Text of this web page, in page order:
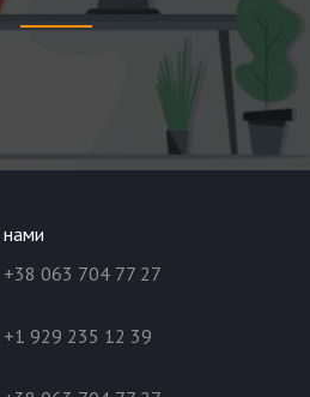
+38 063 704 77 27
+1 929 235 12 39